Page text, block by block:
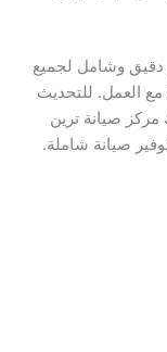
وشامل لجميع
مع العمل. للتحديث
صيانة ترين
صيانة شاملة.